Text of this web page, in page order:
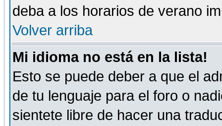
deba a los horarios de verano
Volver arriba
Mi idioma no está en la lista!
Esto se puede deber a que el
de tu lenguaje para el foro o
sientete libre de hacer una